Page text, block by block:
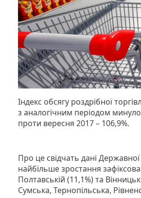
Індекс обсягу роздрібної
з аналогічним періодом
проти вересня 2017 – 106,9%.
Про це свідчать дані
найбільше зростання
Полтавській (11,1%) та
Сумська, Тернопільська,